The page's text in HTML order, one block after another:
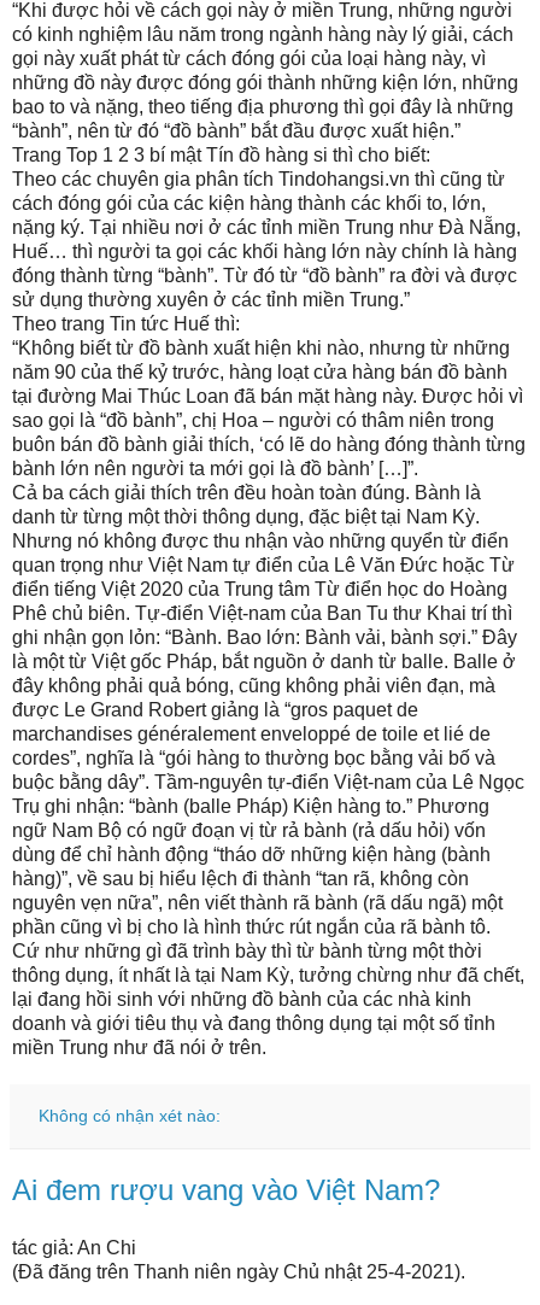
“Khi được hỏi về cách gọi này ở miền Trung, những người
có kinh nghiệm lâu năm trong ngành hàng này lý giải, cách
gọi này xuất phát từ cách đóng gói của loại hàng này, vì
những đồ này được đóng gói thành những kiện lớn, những
bao to và nặng, theo tiếng địa phương thì gọi đây là những
“bành”, nên từ đó “đồ bành” bắt đầu được xuất hiện.”
Trang Top 1 2 3 bí mật Tín đồ hàng si thì cho biết:
Theo các chuyên gia phân tích Tindohangsi.vn thì cũng từ
cách đóng gói của các kiện hàng thành các khối to, lớn,
nặng ký. Tại nhiều nơi ở các tỉnh miền Trung như Đà Nẵng,
Huế… thì người ta gọi các khối hàng lớn này chính là hàng
đóng thành từng “bành”. Từ đó từ “đồ bành” ra đời và được
sử dụng thường xuyên ở các tỉnh miền Trung.”
Theo trang Tin tức Huế thì:
“Không biết từ đồ bành xuất hiện khi nào, nhưng từ những
năm 90 của thế kỷ trước, hàng loạt cửa hàng bán đồ bành
tại đường Mai Thúc Loan đã bán mặt hàng này. Được hỏi vì
sao gọi là “đồ bành”, chị Hoa – người có thâm niên trong
buôn bán đồ bành giải thích, ‘có lẽ do hàng đóng thành từng
bành lớn nên người ta mới gọi là đồ bành’ […]”.
Cả ba cách giải thích trên đều hoàn toàn đúng. Bành là
danh từ từng một thời thông dụng, đặc biệt tại Nam Kỳ.
Nhưng nó không được thu nhận vào những quyển từ điển
quan trọng như Việt Nam tự điển của Lê Văn Đức hoặc Từ
điển tiếng Việt 2020 của Trung tâm Từ điển học do Hoàng
Phê chủ biên. Tự-điển Việt-nam của Ban Tu thư Khai trí thì
ghi nhận gọn lỏn: “Bành. Bao lớn: Bành vải, bành sợi.” Đây
là một từ Việt gốc Pháp, bắt nguồn ở danh từ balle. Balle ở
đây không phải quả bóng, cũng không phải viên đạn, mà
được Le Grand Robert giảng là “gros paquet de
marchandises généralement enveloppé de toile et lié de
cordes”, nghĩa là “gói hàng to thường bọc bằng vải bố và
buộc bằng dây”. Tầm-nguyên tự-điển Việt-nam của Lê Ngọc
Trụ ghi nhận: “bành (balle Pháp) Kiện hàng to.” Phương
ngữ Nam Bộ có ngữ đoạn vị từ rả bành (rả dấu hỏi) vốn
dùng để chỉ hành động “tháo dỡ những kiện hàng (bành
hàng)”, về sau bị hiểu lệch đi thành “tan rã, không còn
nguyên vẹn nữa”, nên viết thành rã bành (rã dấu ngã) một
phần cũng vì bị cho là hình thức rút ngắn của rã bành tô.
Cứ như những gì đã trình bày thì từ bành từng một thời
thông dụng, ít nhất là tại Nam Kỳ, tưởng chừng như đã chết,
lại đang hồi sinh với những đồ bành của các nhà kinh
doanh và giới tiêu thụ và đang thông dụng tại một số tỉnh
miền Trung như đã nói ở trên.
Không có nhận xét nào:
Ai đem rượu vang vào Việt Nam?
tác giả: An Chi
(Đã đăng trên Thanh niên ngày Chủ nhật 25-4-2021).